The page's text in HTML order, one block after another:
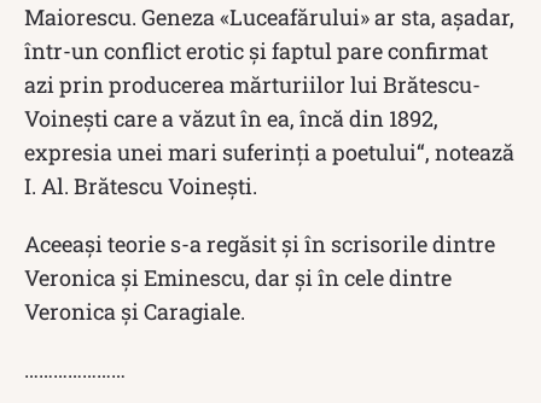
Maiorescu. Geneza «Luceafărului» ar sta, aşadar,
într-un conflict erotic şi faptul pare confirmat
azi prin producerea mărturiilor lui Brătescu-
Voineşti care a văzut în ea, încă din 1892,
expresia unei mari suferinţi a poetului“, notează
I. Al. Brătescu Voineşti.
Aceeași teorie s-a regăsit și în scrisorile dintre
Veronica şi Eminescu, dar şi în cele dintre
Veronica şi Caragiale.
…………………